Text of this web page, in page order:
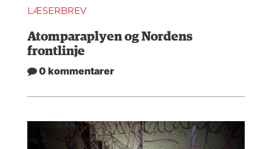
LÆSERBREV
Atomparaplyen og Nordens
frontlinje
0 kommentarer